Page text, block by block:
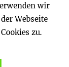
wir
Webseite
zu.